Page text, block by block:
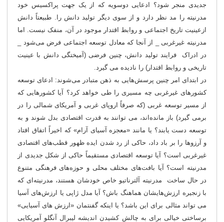
جدیدی منجر شود؟ ادعایی دوسویه که از یک جهت پراکسیس خود
مدرنیته را مد نظر دارد و از سوی دیگر تولید دانش را. طبیعتاً دانش
ازعینیت تاریخ اجتماعی و روابط اقتدار موجود در آن، منفک نیست. اما
مدرنیته غیرغربی _ از آنجا که معادل توسعه اجتماعی فرض می‌شود _
در ادراک فرایند تولید دانش، چنین فرضی (آمیختگی دانش با عینیت
تاریخی و روابط اقتدار) را نادیده می گیرد.
در ابتدای امر چنین پرسش‌هایی به ذهن متبادر می‌شوند: ادعای توسعه
کشورهای غیرغربی چه مسیری را طی خواهد کرد؟ آیا کشورهایی که
از مسیر توسعه غربی (که صرفاً اروپای غربی و آمریکای شمالی را در
برمی گیرد) باز مانده‌اند، می توانند به قدرت اقتصادی بدل شوند و به
توسعه دست یابند؟ یا مانند «معجزه آسیای آرام» که اخیراً اتفاق افتاد
و آرزوها را بر باد داد، حاکی از رد شدن ایده ظهور قطب‌های اقتصادی
غیرغربی است؟ آیا توسعه اقتصادی مستقیماً حاکی از شکل جدیدی از
مدرنیته است؟ آیا بافت‌های مختلف محلی و حوزه‌های فرهنگی متنوع
در حال ساخت مدرنیته آلترناتیو خاص خودشان هستند، مدرنیته‌ای که
با زنجیره ارزش‌هایشان هماهنگ باش؟ آیا مدل ژاپی یا ارزش‌های آسیا
می تواند مثالی برای این باشد؟ یا اینکه گفنتمان «ارزش های آسیایی»
برساختی خیالی برای به چالش کشیدن اندیشه لیبرال آنگلو آمریکایی